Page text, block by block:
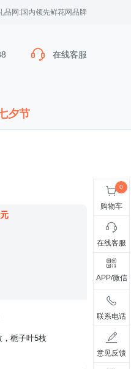
品网:国内领先鲜花网品牌
在线客服
在线客服
夕节
，栀子叶5枝
购物车
在线客服
APP/微信
联系电话
意见反馈